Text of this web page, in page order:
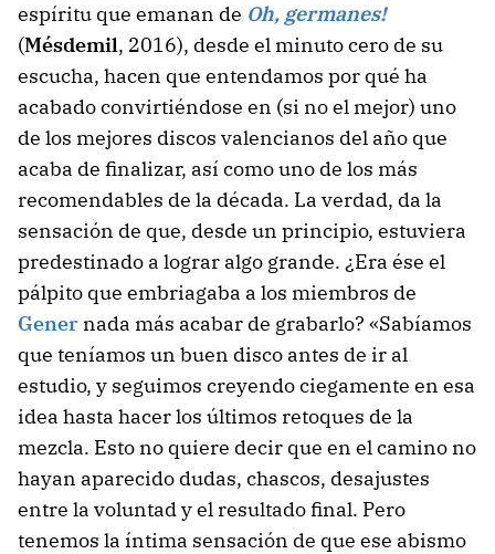
espíritu que emanan de Oh, germanes!
(Mésdemil, 2016), desde el minuto cero de su
escucha, hacen que entendamos por qué ha
acabado convirtiéndose en (si no el mejor) uno
de los mejores discos valencianos del año que
acaba de finalizar, así como uno de los más
recomendables de la década. La verdad, da la
sensación de que, desde un principio, estuviera
predestinado a lograr algo grande. ¿Era ése el
pálpito que embriagaba a los miembros de
Genernada más acabar de grabarlo? «Sabíamos
que teníamos un buen disco antes de ir al
estudio, y seguimos creyendo ciegamente en esa
idea hasta hacer los últimos retoques de la
mezcla. Esto no quiere decir que en el camino no
hayan aparecido dudas, chascos, desajustes
entre la voluntad y el resultado final. Pero
tenemos la íntima sensación de que ese abismo